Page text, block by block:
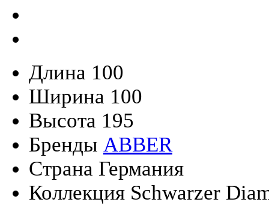
Длина 100
Ширина 100
Высота 195
Бренды ABBER
Страна Германия
Коллекция Schwarzer